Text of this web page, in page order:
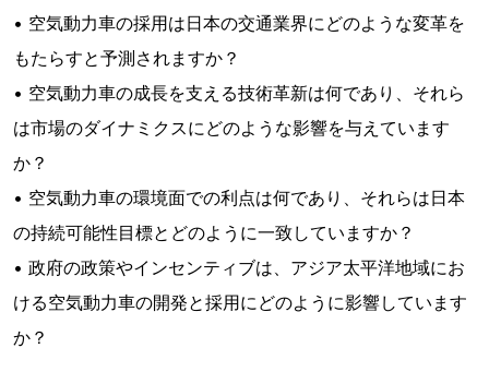
• 空気動力車の採用は日本の交通業界にどのような変革を
もたらすと予測されますか？
• 空気動力車の成長を支える技術革新は何であり、それら
は市場のダイナミクスにどのような影響を与えています
か？
• 空気動力車の環境面での利点は何であり、それらは日本
の持続可能性目標とどのように一致していますか？
• 政府の政策やインセンティブは、アジア太平洋地域にお
ける空気動力車の開発と採用にどのように影響しています
か？